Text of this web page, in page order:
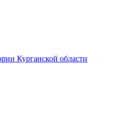
Курганской области